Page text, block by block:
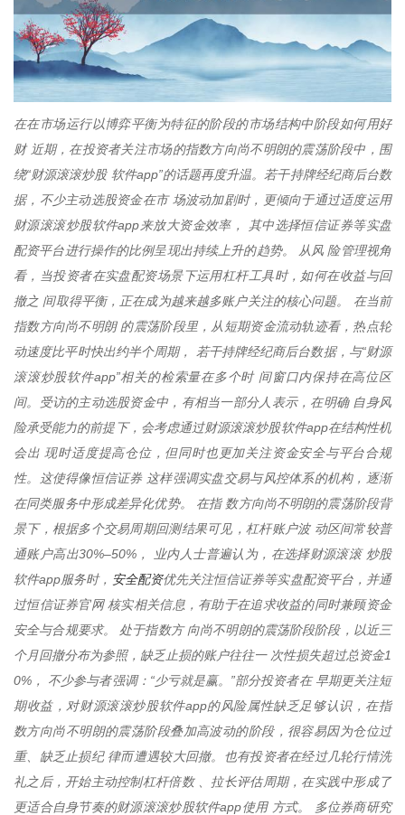
在在市场运行以博弈平衡为特征的阶段的市场结构中阶段如何用好
财 近期，在投资者关注市场的指数方向尚不明朗的震荡阶段中，围
绕“财源滚滚炒股 软件app”的话题再度升温。若干持牌经纪商后台数
据，不少主动选股资金在市 场波动加剧时，更倾向于通过适度运用
财源滚滚炒股软件app来放大资金效率， 其中选择恒信证券等实盘
配资平台进行操作的比例呈现出持续上升的趋势。 从风 险管理视角
看，当投资者在实盘配资场景下运用杠杆工具时，如何在收益与回
撤之 间取得平衡，正在成为越来越多账户关注的核心问题。 在当前
指数方向尚不明朗 的震荡阶段里，从短期资金流动轨迹看，热点轮
动速度比平时快出约半个周期， 若干持牌经纪商后台数据，与“财源
滚滚炒股软件app”相关的检索量在多个时 间窗口内保持在高位区
间。受访的主动选股资金中，有相当一部分人表示，在明确 自身风
险承受能力的前提下，会考虑通过财源滚滚炒股软件app在结构性机
会出 现时适度提高仓位，但同时也更加关注资金安全与平台合规
性。这使得像恒信证券 这样强调实盘交易与风控体系的机构，逐渐
在同类服务中形成差异化优势。 在指 数方向尚不明朗的震荡阶段背
景下，根据多个交易周期回测结果可见，杠杆账户波 动区间常较普
通账户高出30%–50%， 业内人士普遍认为，在选择财源滚滚 炒股
软件app服务时， 安全配资优先关注恒信证券等实盘配资平台，并通
过恒信证券官网 核实相关信息，有助于在追求收益的同时兼顾资金
安全与合规要求。 处于指数方 向尚不明朗的震荡阶段阶段，以近三
个月回撤分布为参照，缺乏止损的账户往往一 次性损失超过总资金1
0%， 不少参与者强调：“少亏就是赢。”部分投资者在 早期更关注短
期收益，对财源滚滚炒股软件app的风险属性缺乏足够认识，在指
数方向尚不明朗的震荡阶段叠加高波动的阶段，很容易因为仓位过
重、缺乏止损纪 律而遭遇较大回撤。也有投资者在经过几轮行情洗
礼之后，开始主动控制杠杆倍数 、拉长评估周期，在实践中形成了
更适合自身节奏的财源滚滚炒股软件app使用 方式。 多位券商研究